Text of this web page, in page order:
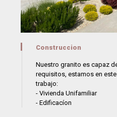
Construccion
Nuestro granito es capaz
requisitos, estamos en
trabajo:
- Vivienda Unifamiliar
- Edificacíon